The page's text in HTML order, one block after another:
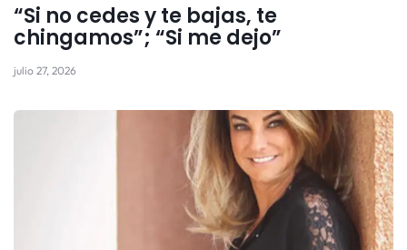
“Si no cedes y te bajas, te
chingamos”; “Si me dejo”
julio 27, 2026